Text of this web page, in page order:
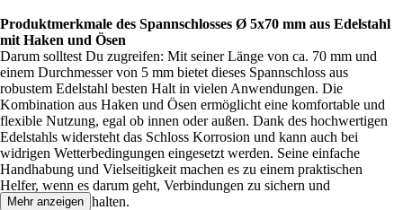
Produktmerkmale des Spannschlosses Ø 5x70 mm aus Edelstahl
mit Haken und Ösen
Darum solltest Du zugreifen: Mit seiner Länge von ca. 70 mm und
einem Durchmesser von 5 mm bietet dieses Spannschloss aus
robustem Edelstahl besten Halt in vielen Anwendungen. Die
Kombination aus Haken und Ösen ermöglicht eine komfortable und
flexible Nutzung, egal ob innen oder außen. Dank des hochwertigen
Edelstahls widersteht das Schloss Korrosion und kann auch bei
widrigen Wetterbedingungen eingesetzt werden. Seine einfache
Handhabung und Vielseitigkeit machen es zu einem praktischen
Helfer, wenn es darum geht, Verbindungen zu sichern und
Spannungen zu halten.
Mehr anzeigen